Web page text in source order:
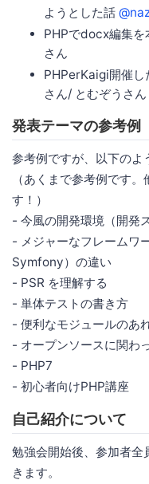
ようとした話
PHPでdocx編集を
さん
PHPerKaigi開催し
さん/ とむぞうさん
発表テーマの参考例
参考例ですが、以下のよ
（あくまで参考例です
す！）
- 今風の開発環境（開発
- メジャーなフレームワ
Symfony）の違い
- PSR を理解する
- 単体テストの書き方
- 便利なモジュールのあ
- オープンソースに関わ
- PHP7
- 初心者向けPHP講座
自己紹介について
勉強会開始後、参加者全
きます。